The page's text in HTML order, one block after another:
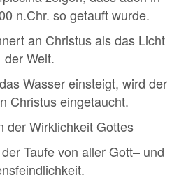
n.Chr. so getauft wurde.
an Christus als das Licht
der Welt.
Wasser einsteigt, wird der
Christus eingetaucht.
der Wirklichkeit Gottes
Taufe von aller Gott– und